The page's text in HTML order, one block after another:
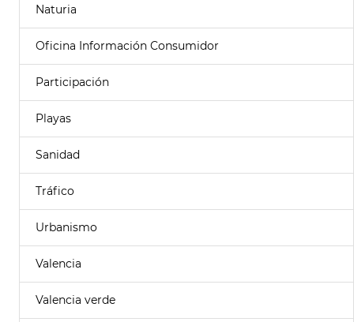
Naturia
Oficina Información Consumidor
Participación
Playas
Sanidad
Tráfico
Urbanismo
Valencia
Valencia verde